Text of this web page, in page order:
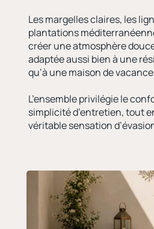
Les margelles claires, les
plantations
créer une atmosphère
adaptée aussi bien à une
qu’à une maison de
L’ensemble privilégie le
simplicité d’entretien, tout
véritable sensation